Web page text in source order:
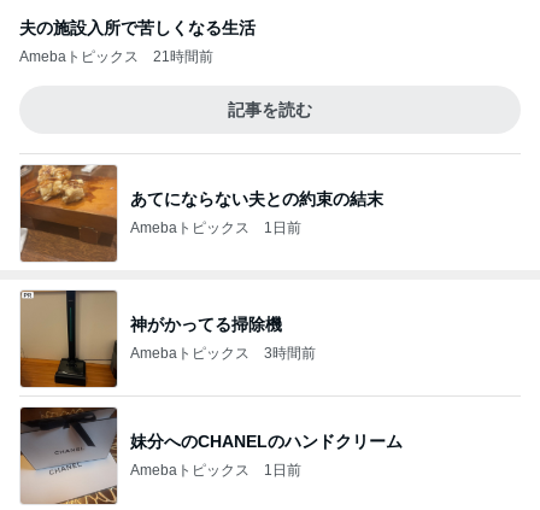
夫の施設入所で苦しくなる生活
Amebaトピックス 21時間前
記事を読む
あてにならない夫との約束の結末
Amebaトピックス 1日前
神がかってる掃除機
Amebaトピックス 3時間前
妹分へのCHANELのハンドクリーム
Amebaトピックス 1日前